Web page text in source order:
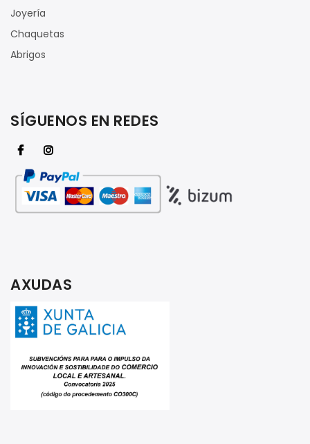
Joyería
Chaquetas
Abrigos
SÍGUENOS EN REDES
AXUDAS